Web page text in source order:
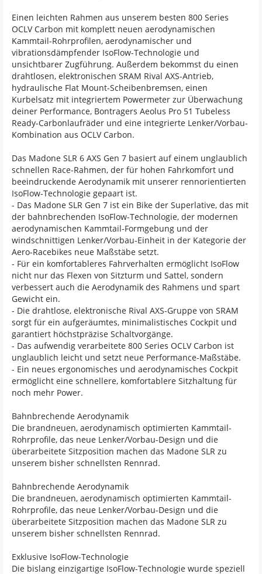
Einen leichten Rahmen aus unserem besten 800 Series
OCLV Carbon mit komplett neuen aerodynamischen
Kammtail-Rohrprofilen, aerodynamischer und
vibrationsdämpfender IsoFlow-Technologie und
unsichtbarer Zugführung. Außerdem bekommst du einen
drahtlosen, elektronischen SRAM Rival AXS-Antrieb,
hydraulische Flat Mount-Scheibenbremsen, einen
Kurbelsatz mit integriertem Powermeter zur Überwachung
deiner Performance, Bontragers Aeolus Pro 51 Tubeless
Ready-Carbonlaufräder und eine integrierte Lenker/Vorbau-
Kombination aus OCLV Carbon.
Das Madone SLR 6 AXS Gen 7 basiert auf einem unglaublich
schnellen Race-Rahmen, der für hohen Fahrkomfort und
beeindruckende Aerodynamik mit unserer rennorientierten
IsoFlow-Technologie gepaart ist.
- Das Madone SLR Gen 7 ist ein Bike der Superlative, das mit
der bahnbrechenden IsoFlow-Technologie, der modernen
aerodynamischen Kammtail-Formgebung und der
windschnittigen Lenker/Vorbau-Einheit in der Kategorie der
Aero-Racebikes neue Maßstäbe setzt.
- Für ein komfortableres Fahrverhalten ermöglicht IsoFlow
nicht nur das Flexen von Sitzturm und Sattel, sondern
verbessert auch die Aerodynamik des Rahmens und spart
Gewicht ein.
- Die drahtlose, elektronische Rival AXS-Gruppe von SRAM
sorgt für ein aufgeräumtes, minimalistisches Cockpit und
garantiert höchstpräzise Schaltvorgänge.
- Das aufwendig verarbeitete 800 Series OCLV Carbon ist
unglaublich leicht und setzt neue Performance-Maßstäbe.
- Ein neues ergonomisches und aerodynamisches Cockpit
ermöglicht eine schnellere, komfortablere Sitzhaltung für
noch mehr Power.
Bahnbrechende Aerodynamik
Die brandneuen, aerodynamisch optimierten Kammtail-
Rohrprofile, das neue Lenker/Vorbau-Design und die
überarbeitete Sitzposition machen das Madone SLR zu
unserem bisher schnellsten Rennrad.
Bahnbrechende Aerodynamik
Die brandneuen, aerodynamisch optimierten Kammtail-
Rohrprofile, das neue Lenker/Vorbau-Design und die
überarbeitete Sitzposition machen das Madone SLR zu
unserem bisher schnellsten Rennrad.
Exklusive IsoFlow-Technologie
Die bislang einzigartige IsoFlow-Technologie wurde speziell